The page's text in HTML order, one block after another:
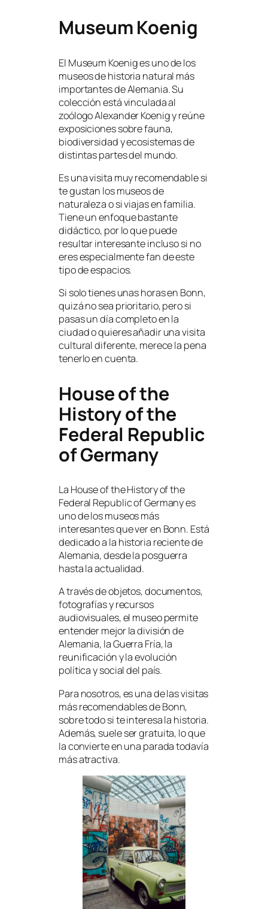
Museum Koenig
El Museum Koenig es uno de los
museos de historia natural más
importantes de Alemania. Su
colección está vinculada al
zoólogo Alexander Koenig y reúne
exposiciones sobre fauna,
biodiversidad y ecosistemas de
distintas partes del mundo.
Es una visita muy recomendable si
te gustan los museos de
naturaleza o si viajas en familia.
Tiene un enfoque bastante
didáctico, por lo que puede
resultar interesante incluso si no
eres especialmente fan de este
tipo de espacios.
Si solo tienes unas horas en Bonn,
quizá no sea prioritario, pero si
pasas un día completo en la
ciudad o quieres añadir una visita
cultural diferente, merece la pena
tenerlo en cuenta.
House of the
History of the
Federal Republic
of Germany
La House of the History of the
Federal Republic of Germany es
uno de los museos más
interesantes que ver en Bonn. Está
dedicado a la historia reciente de
Alemania, desde la posguerra
hasta la actualidad.
A través de objetos, documentos,
fotografías y recursos
audiovisuales, el museo permite
entender mejor la división de
Alemania, la Guerra Fría, la
reunificación y la evolución
política y social del país.
Para nosotros, es una de las visitas
más recomendables de Bonn,
sobre todo si te interesa la historia.
Además, suele ser gratuita, lo que
la convierte en una parada todavía
más atractiva.